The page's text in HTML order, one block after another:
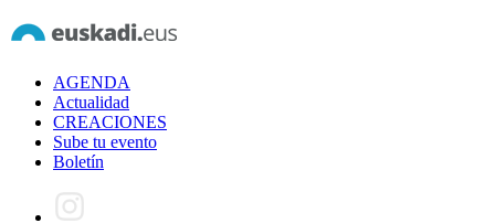
AGENDA
Actualidad
CREACIONES
Sube tu evento
Boletín